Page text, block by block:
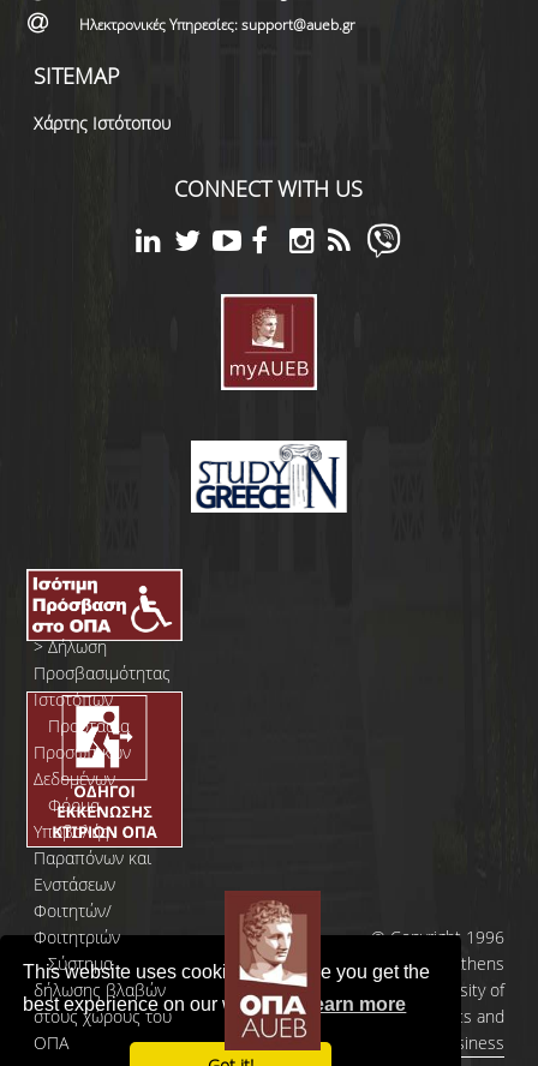
This website uses cookies to ensure you get the
best experience on our website.Learn more
Ηλεκτρονικές Υπηρεσίες: support@aueb.gr
SITEMAP
Χάρτης Ιστότοπου
CONNECT WITH US
>Δήλωση
Προσβασιμότητας
Ιστοτόπων
Προστασία
Προσωπικών
Δεδομένων
Φόρμα
Yποβολής
Παραπόνων και
Ενστάσεων
Φοιτητών/
Φοιτητριών
>Σύστημα
δήλωσης βλαβών
στους χώρους του
ΟΠΑ
© Copyright 1996
- 2026 | Athens
University of
Economics and
Business